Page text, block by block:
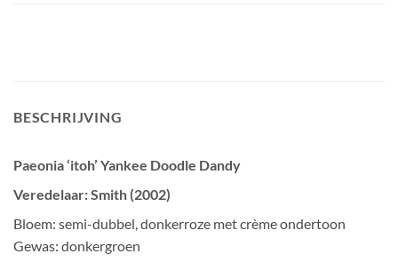
BESCHRIJVING
Paeonia ‘itoh’ Yankee Doodle Dandy
Veredelaar: Smith (2002)
Bloem: semi-dubbel, donkerroze met crème ondertoon
Gewas: donkergroen